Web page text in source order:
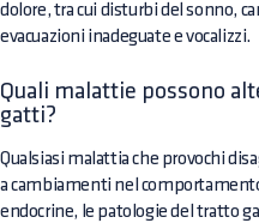
dolore, tra cui disturbi del sonno,
evacuazioni inadeguate e vocalizzi.
Quali malattie possono
gatti?
Qualsiasi malattia che provochi
a cambiamenti nel
endocrine, le patologie del tratto